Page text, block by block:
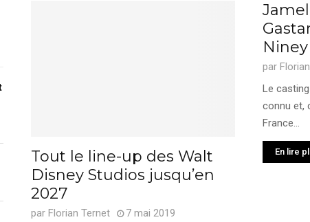
Tout le line-up des Walt
Disney Studios jusqu’en
2027
par Florian Ternet
7 mai 2019
par
Le
connu et,
France...
En lire